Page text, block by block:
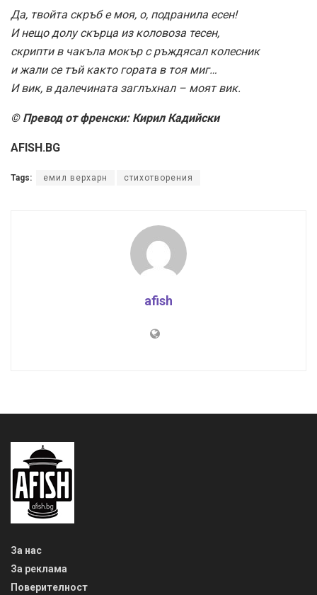
Да, твойта скръб е моя, о, подранила есен!
И нещо долу скърца из коловоза тесен,
скрипти в чакъла мокър с ръждясал колесник
и жали се тъй както гората в тоя миг…
И вик, в далечината заглъхнал – моят вик.
© Превод от френски: Кирил Кадийски
AFISH.BG
Tags: емил верхарн стихотворения
afish
За нас
За реклама
Поверителност